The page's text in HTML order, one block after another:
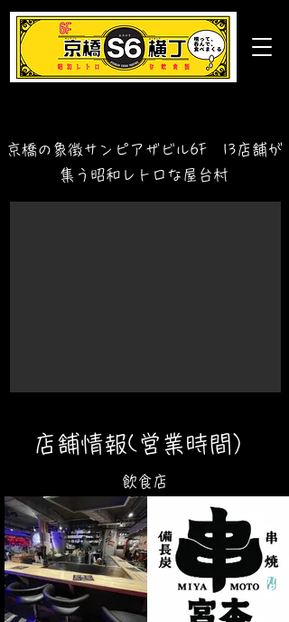
​京橋の象徴サンピアザビル6F 13店舗が
集う昭和レトロな屋台村
​店舗情報(営業時間）
​飲食店